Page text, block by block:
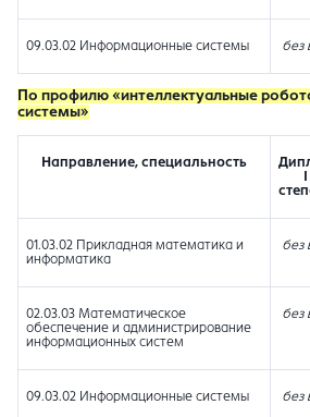
09.03.02 Информационные системы без
По профилю «интеллектуальные
системы»
Направление, специальность
01.03.02 Прикладная математика и
информатика
без
02.03.03 Математическое
обеспечение и администрирование
информационных систем
без
09.03.02 Информационные системы без